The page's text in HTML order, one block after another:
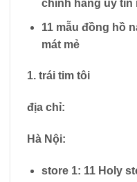
chính hãng uy tín
11 mẫu đồng hồ
mát mẻ
1. trái tim tôi
địa chỉ:
Hà Nội:
store 1: 11 Holy